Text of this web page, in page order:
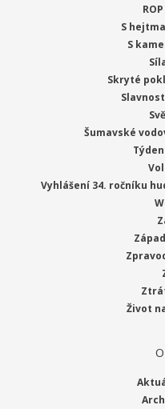
S
S
Skryté
Šumavské
Vyhlášení 34. ročníku
Život